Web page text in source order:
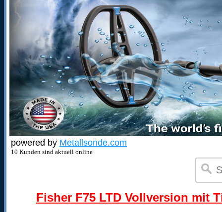
powered by Metallsonde.com
10 Kunden sind aktuell online
Fisher F75 LTD Vollversion mit